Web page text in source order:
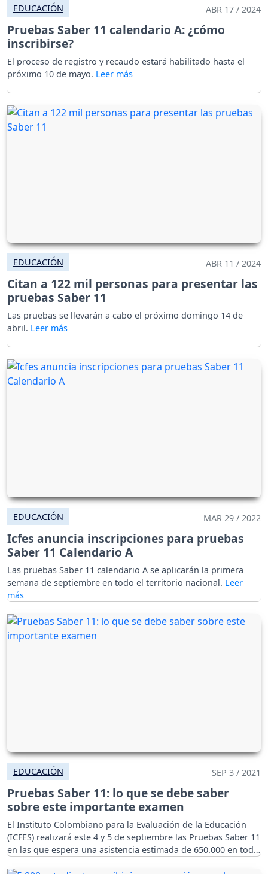
EDUCACIÓN ABR 17 / 2024
Pruebas Saber 11 calendario A: ¿cómo
inscribirse?
El proceso de registro y recaudo estará habilitado hasta el
próximo 10 de mayo.
EDUCACIÓN ABR 11 / 2024
Citan a 122 mil personas para presentar las
pruebas Saber 11
Las pruebas se llevarán a cabo el próximo domingo 14 de
abril.
EDUCACIÓN MAR 29 / 2022
Icfes anuncia inscripciones para pruebas
Saber 11 Calendario A
Las pruebas Saber 11 calendario A se aplicarán la primera
semana de septiembre en todo el territorio nacional.
EDUCACIÓN SEP 3 / 2021
Pruebas Saber 11: lo que se debe saber
sobre este importante examen
El Instituto Colombiano para la Evaluación de la Educación
(ICFES) realizará este 4 y 5 de septiembre las Pruebas Saber 11
en las que espera una asistencia estimada de 650.000 en todo